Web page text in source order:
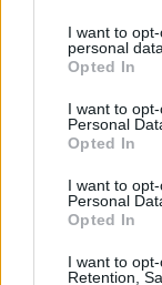
I want to
personal data.
Opted In
I want to
Personal
Opted In
I want to
Personal
Opted In
I want to
Retention,
Município
em 2026